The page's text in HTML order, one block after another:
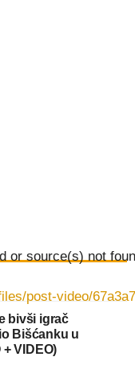
or source(s) not
post-video/
bivši igrač
Bišćanku u
VIDEO)